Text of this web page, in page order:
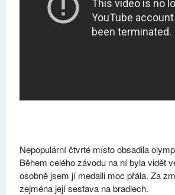
Nepopulární čtvrté místo obsadila
Během celého závodu na ní byla vidět
osobně jsem jí medaili moc přála. Za
zejména její sestava na bradlech.